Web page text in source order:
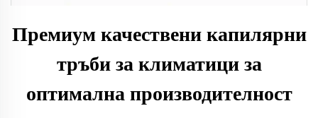
Премиум качествени капилярни
тръби за климатици за
оптимална производителност